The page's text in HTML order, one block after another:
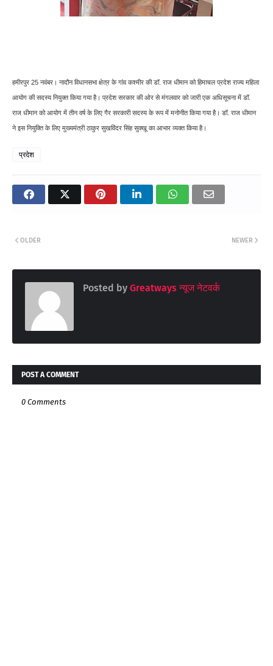
हमीरपुर 25 नवंबर। नादौन विधानसभा क्षेत्र के गांव कश्मीर की डॉ. राज धीमान को हिमाचल प्रदेश राज्य महिला
आयोग की सदस्य नियुक्त किया गया है। प्रदेश सरकार की ओर से मंगलवार को जारी एक अधिसूचना में डॉ.
राज धीमान को आयोग में तीन वर्ष के लिए गैर सरकारी सदस्य के रूप में मनोनीत किया गया है। डॉ. राज धीमान
ने इस नियुक्ति के लिए मुख्यमंत्री ठाकुर सुखविंदर सिंह सुक्खू का आभार व्यक्त किया है।
प्रदेश
NEWER
OLDER
Posted by Greatways न्यूज नेटवर्क
POST A COMMENT
0 Comments